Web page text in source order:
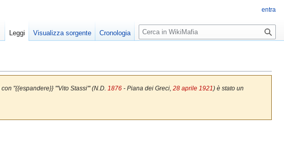
"{{espandere}} '''Vito Stassi''' (N.D. 1876- Piana dei Greci, 28 aprile 1921 ) è stato un
entra
Leggi Visualizza sorgente Cronologia
R
i
r
c